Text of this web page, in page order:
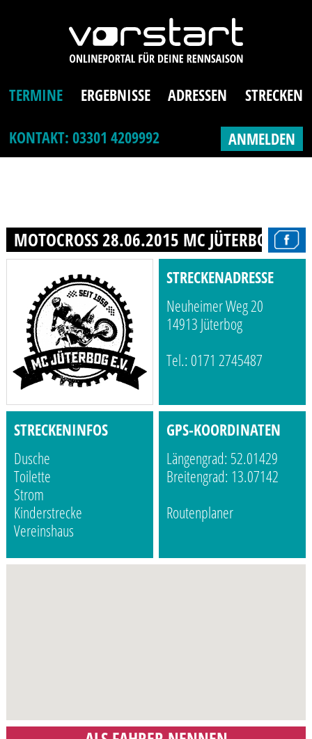
TERMINE ERGEBNISSE ADRESSEN
STRECKEN
KONTAKT: 03301 4209992
ANMELDEN
MOTOCROSS 28.06.2015 MC JÜTERBOG
STRECKENADRESSE
Neuheimer Weg 20
14913 Jüterbog
Tel.: 0171 2745487
STRECKENINFOS
Dusche
Toilette
Strom
Kinderstrecke
Vereinshaus
GPS-KOORDINATEN
Längengrad: 52.01429
Breitengrad: 13.07142
Routenplaner